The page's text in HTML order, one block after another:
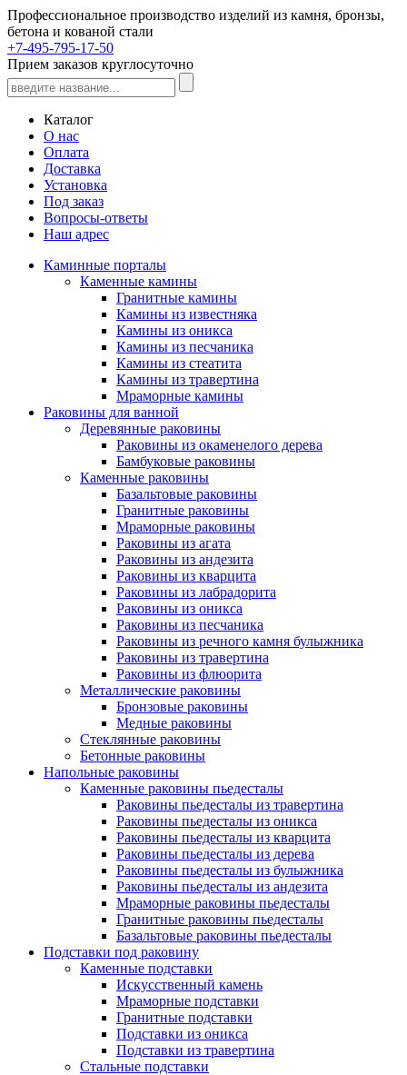
Профессиональное производство изделий из камня, бронзы,
бетона и кованой стали
+7-495-795-17-50
Прием заказов круглосуточно
Каталог
О нас
Оплата
Доставка
Установка
Под заказ
Вопросы-ответы
Наш адрес
Каминные порталы
Каменные камины
Гранитные камины
Камины из известняка
Камины из оникса
Камины из песчаника
Камины из стеатита
Камины из травертина
Мраморные камины
Раковины для ванной
Деревянные раковины
Раковины из окаменелого дерева
Бамбуковые раковины
Каменные раковины
Базальтовые раковины
Гранитные раковины
Мраморные раковины
Раковины из агата
Раковины из андезита
Раковины из кварцита
Раковины из лабрадорита
Раковины из оникса
Раковины из песчаника
Раковины из речного камня булыжника
Раковины из травертина
Раковины из флюорита
Металлические раковины
Бронзовые раковины
Медные раковины
Стеклянные раковины
Бетонные раковины
Напольные раковины
Каменные раковины пьедесталы
Раковины пьедесталы из травертина
Раковины пьедесталы из оникса
Раковины пьедесталы из кварцита
Раковины пьедесталы из дерева
Раковины пьедесталы из булыжника
Раковины пьедесталы из андезита
Мраморные раковины пьедесталы
Гранитные раковины пьедесталы
Базальтовые раковины пьедесталы
Подставки под раковину
Каменные подставки
Искусственный камень
Мраморные подставки
Гранитные подставки
Подставки из оникса
Подставки из травертина
Стальные подставки